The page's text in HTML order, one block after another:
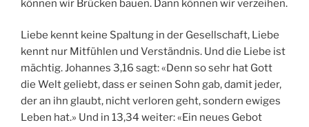
können wir Brücken bauen. Dann können wir verzeihen.
Liebe kennt keine Spaltung in der Gesellschaft, Liebe
kennt nur Mitfühlen und Verständnis. Und die Liebe ist
mächtig. Johannes 3,16 sagt: «Denn so sehr hat Gott
die Welt geliebt, dass er seinen Sohn gab, damit jeder,
der an ihn glaubt, nicht verloren geht, sondern ewiges
Leben hat.» Und in 13,34 weiter: «Ein neues Gebot